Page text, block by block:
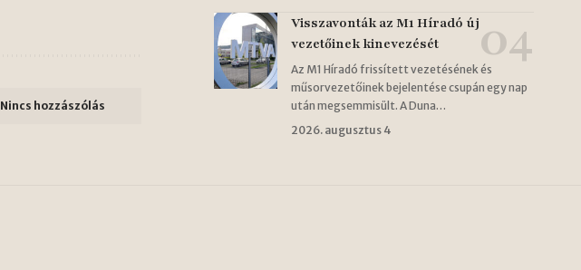
Nincs hozzászólás
Visszavonták az M1 Híradó új
vezetőinek kinevezését
Az M1 Híradó frissített vezetésének és
műsorvezetőinek bejelentése csupán egy nap
után megsemmisült. A Duna…
2026. augusztus 4